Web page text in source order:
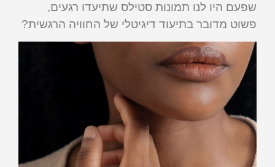
שפעם היו לנו תמונות סטילס שתיעדו רגעים,
פשוט מדובר בתיעוד דיגיטלי של החוויה הרגשית?